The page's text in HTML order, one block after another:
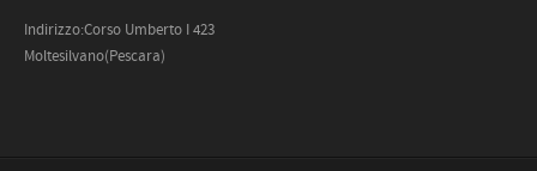
Indirizzo:Corso Umberto I 423
Moltesilvano(Pescara)